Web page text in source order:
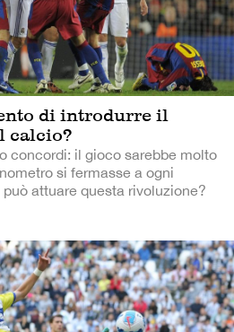
di introdurre il
calcio?
concordi: il gioco sarebbe molto
si fermasse a ogni
attuare questa rivoluzione?